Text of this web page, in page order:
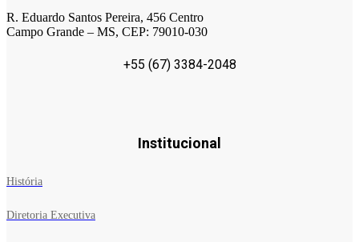
R. Eduardo Santos Pereira, 456 Centro
Campo Grande – MS, CEP: 79010-030
+55 (67) 3384-2048
Institucional
História
Diretoria Executiva